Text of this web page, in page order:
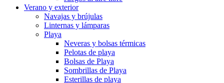
Verano y exterior
Navajas y brújulas
Linternas y lámparas
Playa
Neveras y bolsas térmicas
Pelotas de playa
Bolsas de Playa
Sombrillas de Playa
Esterillas de playa